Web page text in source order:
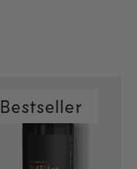
Bestseller